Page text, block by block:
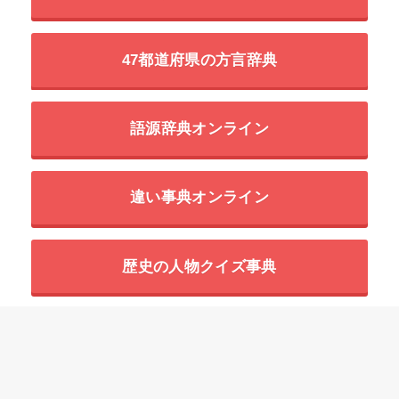
47都道府県の方言辞典
語源辞典オンライン
違い事典オンライン
歴史の人物クイズ事典